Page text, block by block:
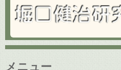
メニュー